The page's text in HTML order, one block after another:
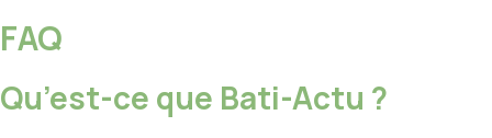
FAQ
Qu’est-ce que Bati-Actu ?